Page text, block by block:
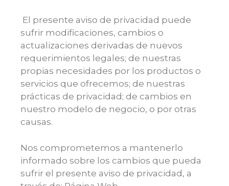
El presente aviso de privacidad puede
sufrir modificaciones, cambios o
actualizaciones derivadas de nuevos
requerimientos legales; de nuestras
propias necesidades por los productos o
servicios que ofrecemos; de nuestras
prácticas de privacidad; de cambios en
nuestro modelo de negocio, o por otras
causas.
Nos comprometemos a mantenerlo
informado sobre los cambios que pueda
sufrir el presente aviso de privacidad, a